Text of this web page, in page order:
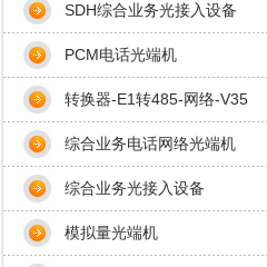
SDH综合业务光接入设备
PCM电话光端机
转换器-E1转485-网络-V35
综合业务电话网络光端机
综合业务光接入设备
模拟量光端机